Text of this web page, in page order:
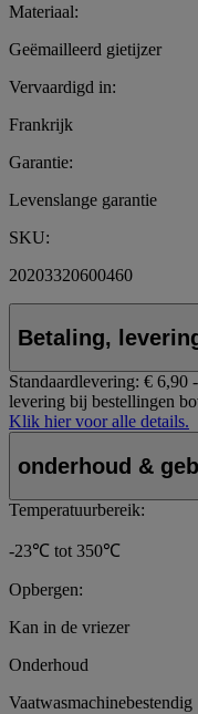
Materiaal:
Geëmailleerd gietijzer
Vervaardigd in:
Frankrijk
Garantie:
Levenslange garantie
SKU:
20203320600460
Betaling,
Standaardlevering: € 6,90
levering bij bestellingen
Klik hier voor alle details.
onderhoud &
Temperatuurbereik:
-23℃ tot 350℃
Opbergen:
Kan in de vriezer
Onderhoud
Vaatwasmachinebestendig